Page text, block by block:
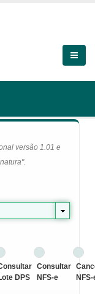
versão 1.01 e
DPS
Consultar
NFS-e
NFS-